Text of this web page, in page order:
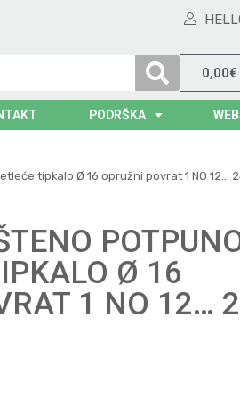
0,00€
PODRŠKA
tipkalo Ø 16 opružni povrat 1 NO 12…
Ø 16
1 NO 12…